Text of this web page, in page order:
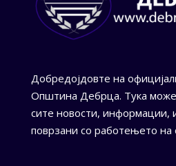
Добредојдовте на
Општина Дебрца. Тука
сите новости, информации,
поврзани со работењето на